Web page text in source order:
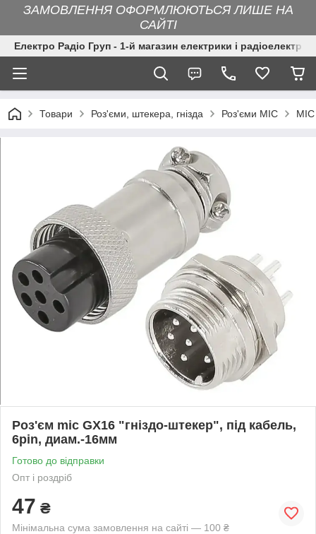
ЗАМОВЛЕННЯ ОФОРМЛЮЮТЬСЯ ЛИШЕ НА
САЙТІ
Електро Радіо Груп - 1-й магазин електрики і
Товари Роз'єми, штекера, гнізда Роз'єми MIC
Роз'єм mic GX16 "гніздо-штекер", під кабель,
6pin, диам.-16мм
Готово до відправки
Опт і роздріб
47 ₴
Мінімальна сума замовлення на сайті — 100 ₴